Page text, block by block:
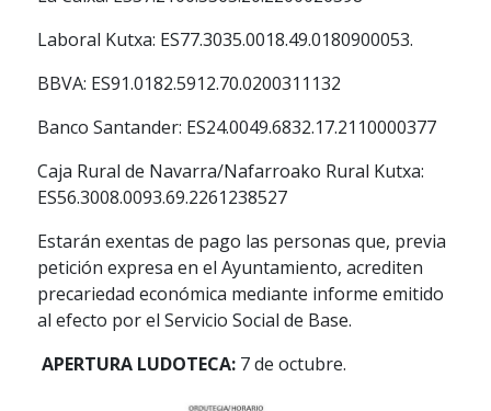
Laboral Kutxa: ES77.3035.0018.49.0180900053.
BBVA: ES91.0182.5912.70.0200311132
Banco Santander: ES24.0049.6832.17.2110000377
Caja Rural de Navarra/Nafarroako Rural Kutxa:
ES56.3008.0093.69.2261238527
Estarán exentas de pago las personas que, previa
petición expresa en el Ayuntamiento, acrediten
precariedad económica mediante informe emitido
al efecto por el Servicio Social de Base.
APERTURA LUDOTECA: 7 de octubre.